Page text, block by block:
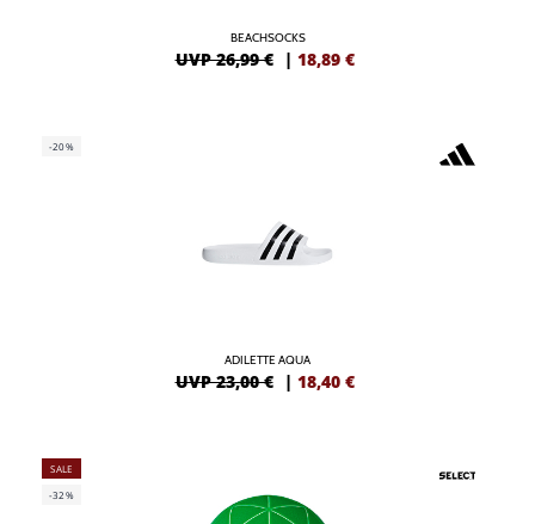
BEACHSOCKS
UVP 26,99 € | 18,89 €
-20%
ADILETTE AQUA
UVP 23,00 € | 18,40 €
SALE
-32%